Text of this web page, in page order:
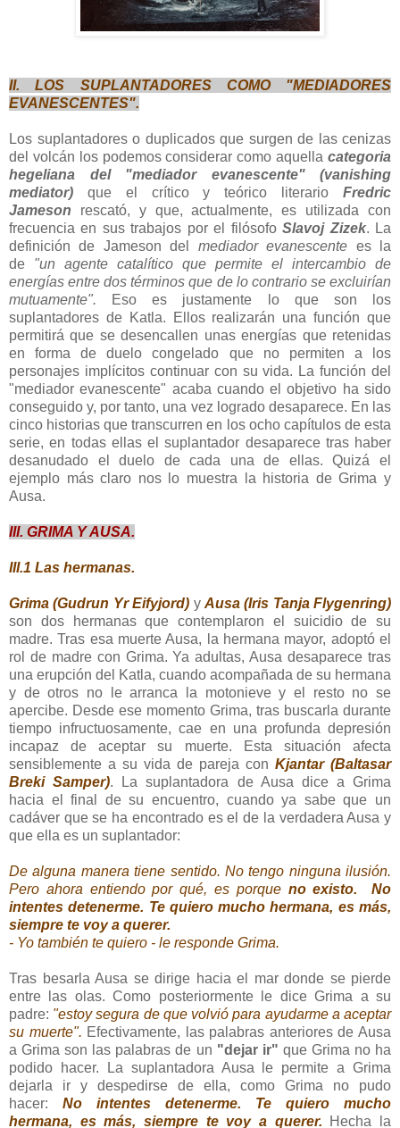
II. LOS SUPLANTADORES COMO "MEDIADORES
EVANESCENTES".
Los suplantadores o duplicados que surgen de las cenizas
del volcán los podemos considerar como aquella categoria
hegeliana del "mediador evanescente" (vanishing
mediator) que el crítico y teórico literarioFredric
Jameson rescató, y que, actualmente, es utilizada con
frecuencia en sus trabajos por el filósofoSlavoj Zizek. La
definición de Jameson del mediador evanescente es la
de "un agente catalítico que permite el intercambio de
energías entre dos términos que de lo contrario se excluirían
mutuamente".
Eso es justamente lo que son los
suplantadores de Katla. Ellos realizarán una función que
permitirá que se desencallen unas energías que retenidas
en forma de duelo congelado que no permiten a los
personajes implícitos continuar con su vida. La función del
"mediador evanescente" acaba cuando el objetivo ha sido
conseguido y, por tanto, una vez logrado desaparece. En las
cinco historias que transcurren en los ocho capítulos de esta
serie, en todas ellas el suplantador desaparece tras haber
desanudado el duelo de cada una de ellas. Quizá el
ejemplo más claro nos lo muestra la historia de Grima y
Ausa.
III. GRIMA Y AUSA.
III.1 Las hermanas.
Grima (Gudrun Yr Eifyjord) y Ausa (Iris Tanja Flygenring)
son dos hermanas que contemplaron el suicidio de su
madre. Tras esa muerte Ausa, la hermana mayor, adoptó el
rol de madre con Grima. Ya adultas, Ausa desaparece tras
una erupción del Katla, cuando acompañada de su hermana
y de otros no le arranca la motonieve y el resto no se
apercibe. Desde ese momento Grima, tras buscarla durante
tiempo infructuosamente, cae en una profunda depresión
incapaz de aceptar su muerte. Esta situación afecta
sensiblemente a su vida de pareja con Kjantar (Baltasar
Breki Samper). La suplantadora de Ausa dice a Grima
hacia el final de su encuentro, cuando ya sabe que un
cadáver que se ha encontrado es el de la verdadera Ausa y
que ella es un suplantador:
De alguna manera tiene sentido. No tengo ninguna ilusión.
Pero ahora entiendo por qué, es porque no existo.
No
intentes detenerme. Te quiero mucho hermana, es más,
siempre te voy a querer.
- Yo también te quiero - le responde Grima.
Tras besarla Ausa se dirige hacia el mar donde se pierde
entre las olas. Como posteriormente le dice Grima a su
padre: "estoy segura de que volvió para ayudarme a aceptar
su muerte". Efectivamente, las palabras anteriores de Ausa
a Grima son las palabras de un "dejar ir" que Grima no ha
podido hacer. La suplantadora Ausa le permite a Grima
dejarla ir y despedirse de ella, como Grima no pudo
hacer: No intentes detenerme. Te quiero mucho
hermana, es más, siempre te voy a querer. Hecha la